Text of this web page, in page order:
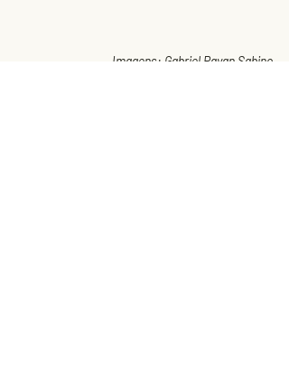
Imagens: Gabriel Pavan Sabino